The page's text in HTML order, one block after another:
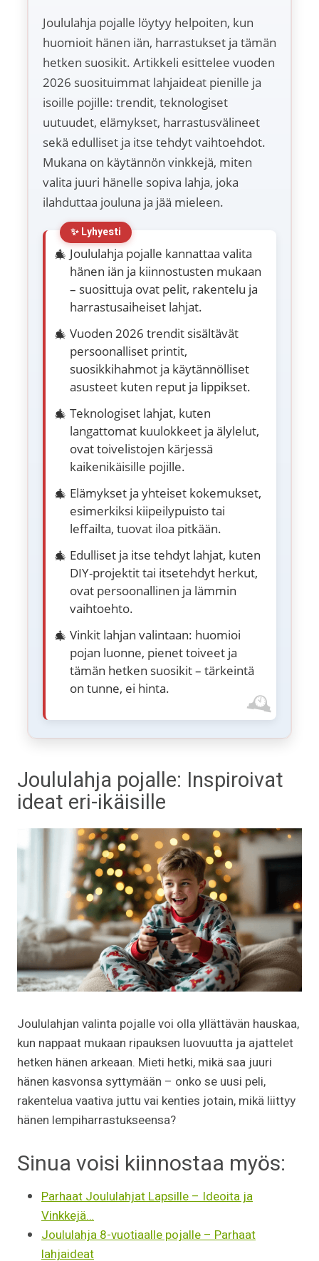
Joululahja pojalle löytyy helpoiten, kun
huomioit hänen iän, harrastukset ja tämän
hetken suosikit. Artikkeli esittelee vuoden
2026 suosituimmat lahjaideat pienille ja
isoille pojille: trendit, teknologiset
uutuudet, elämykset, harrastusvälineet
sekä edulliset ja itse tehdyt vaihtoehdot.
Mukana on käytännön vinkkejä, miten
valita juuri hänelle sopiva lahja, joka
ilahduttaa jouluna ja jää mieleen.
Joululahja pojalle kannattaa valita
hänen iän ja kiinnostusten mukaan
– suosittuja ovat pelit, rakentelu ja
harrastusaiheiset lahjat.
Vuoden 2026 trendit sisältävät
persoonalliset printit,
suosikkihahmot ja käytännölliset
asusteet kuten reput ja lippikset.
Teknologiset lahjat, kuten
langattomat kuulokkeet ja älylelut,
ovat toivelistojen kärjessä
kaikenikäisille pojille.
Elämykset ja yhteiset kokemukset,
esimerkiksi kiipeilypuisto tai
leffailta, tuovat iloa pitkään.
Edulliset ja itse tehdyt lahjat, kuten
DIY-projektit tai itsetehdyt herkut,
ovat persoonallinen ja lämmin
vaihtoehto.
Vinkit lahjan valintaan: huomioi
pojan luonne, pienet toiveet ja
tämän hetken suosikit – tärkeintä
on tunne, ei hinta.
Joululahja pojalle: Inspiroivat
ideat eri-ikäisille
Joululahjan valinta pojalle voi olla yllättävän hauskaa,
kun nappaat mukaan ripauksen luovuutta ja ajattelet
hetken hänen arkeaan. Mieti hetki, mikä saa juuri
hänen kasvonsa syttymään – onko se uusi peli,
rakentelua vaativa juttu vai kenties jotain, mikä liittyy
hänen lempiharrastukseensa?
Sinua voisi kiinnostaa myös:
Parhaat Joululahjat Lapsille – Ideoita ja
Vinkkejä…
Joululahja 8-vuotiaalle pojalle – Parhaat
lahjaideat